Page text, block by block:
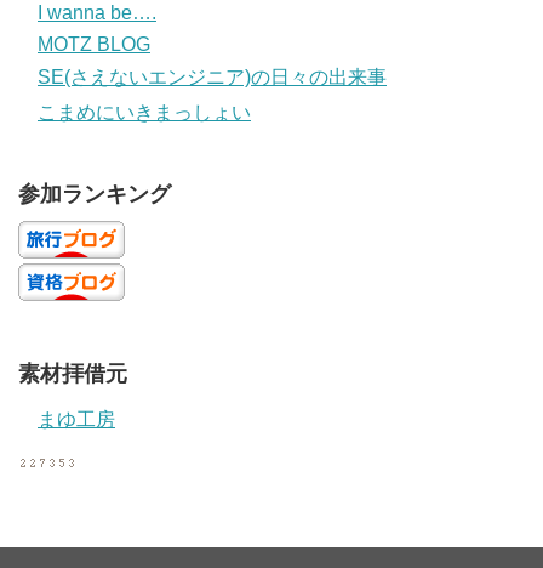
I wanna be….
MOTZ BLOG
SE(さえないエンジニア)の日々の出来事
こまめにいきまっしょい
参加ランキング
素材拝借元
まゆ工房